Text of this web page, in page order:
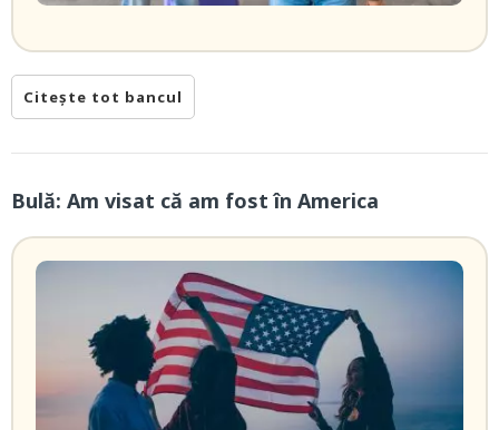
Citește tot bancul
Bulă: Am visat că am fost în America